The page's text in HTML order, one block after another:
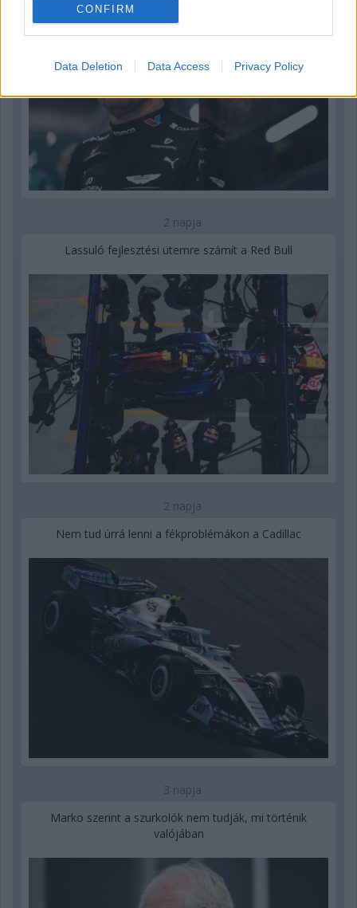
CONFIRM
Data Deletion Data Access Privacy Policy
2 napja
Lassuló fejlesztési ütemre számít a Red Bull
2 napja
Nem tud úrrá lenni a fékproblémákon a Cadillac
3 napja
Marko szerint a szurkolók nem tudják, mi történik
valójában